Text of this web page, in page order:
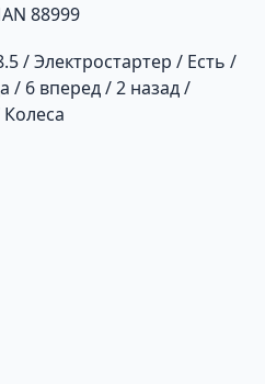
88999
/ Электростартер / Есть /
/ 6 вперед / 2 назад /